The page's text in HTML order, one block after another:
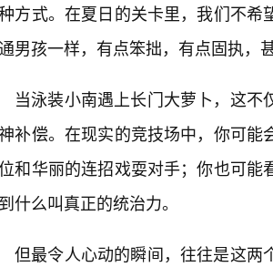
方式。在夏日的关卡里，我们不
男孩一样，有点笨拙，有点固执，
当泳装小南遇上长门大萝卜，这
补偿。在现实的竞技场中，你可
和华丽的连招戏耍对手；你也可
什么叫真正的统治力。
但最令人心动的瞬间，往往是这两